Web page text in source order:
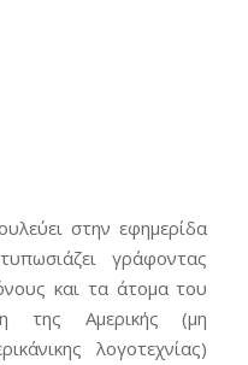
στην εφημερίδα
γράφοντας
και τα άτομα του
της Αμερικής (μη
λογοτεχνίας)